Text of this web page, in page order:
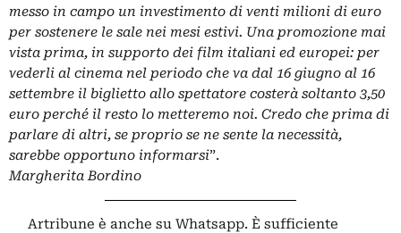
messo in campo un investimento di venti milioni di euro
per sostenere le sale nei mesi estivi. Una promozione mai
vista prima, in supporto dei film italiani ed europei: per
vederli al cinema nel periodo che va dal 16 giugno al 16
settembre il biglietto allo spettatore costerà soltanto 3,50
euro perché il resto lo metteremo noi. Credo che prima di
parlare di altri, se proprio se ne sente la necessità,
sarebbe opportuno informarsi”.
Margherita Bordino
Artribune è anche su Whatsapp. È sufficiente